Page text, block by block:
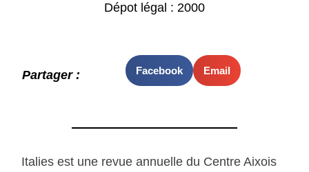
Dépot légal : 2000
Partager : Facebook Email
Italies est une revue annuelle du Centre Aixois